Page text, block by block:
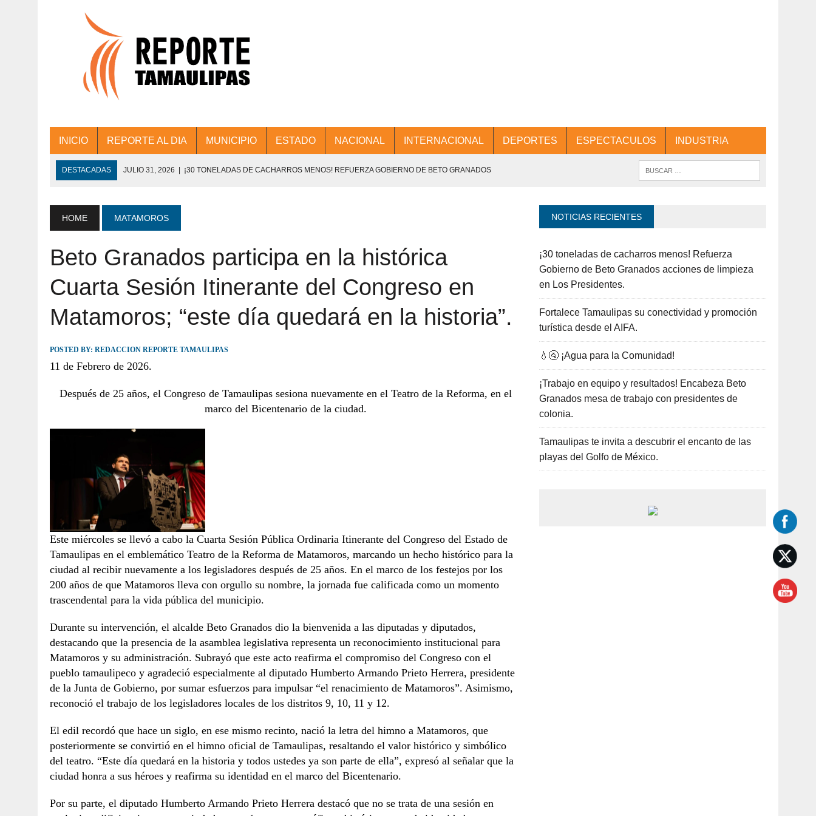
INICIO REPORTE AL DIA MUNICIPIO ESTADO NACIONAL INTERNACIONAL DEPORTES ESPECTACULOS INDUSTRIA
DESTACADAS JULIO 31, 2026 | ¡30 TONELADAS DE CACHARROS MENOS! REFUERZA GOBIERNO DE BETO GRANADOS
JULIO 30, 2026 | 💧🚰 ¡AGUA PARA LA COMUNIDAD!
JULIO 30, 2026 | ¡TRABAJO EN EQUIPO Y RESULTADOS! ENCABEZA BETO GRANADOS MESA DE TRABAJO CON PRESIDENTES
JULIO 30, 2026 TAMAULIPAS TE INVITA A DESCUBRIR EL ENCANTO DE LAS PLAYAS DEL GOLFO DE MÉXICO.
HOME MATAMOROS
Beto Granados participa en la histórica
Cuarta Sesión Itinerante del Congreso en
Matamoros; “este día quedará en la historia”.
POSTED BY: REDACCION REPORTE TAMAULIPAS
11 de Febrero de 2026.
Después de 25 años, el Congreso de Tamaulipas sesiona nuevamente en el Teatro de la Reforma, en el
marco del Bicentenario de la ciudad.
Este miércoles se llevó a cabo la Cuarta Sesión Pública Ordinaria Itinerante del Congreso del Estado de
Tamaulipas en el emblemático Teatro de la Reforma de Matamoros, marcando un hecho histórico para la
ciudad al recibir nuevamente a los legisladores después de 25 años. En el marco de los festejos por los
200 años de que Matamoros lleva con orgullo su nombre, la jornada fue calificada como un momento
trascendental para la vida pública del municipio.
Durante su intervención, el alcalde Beto Granados dio la bienvenida a las diputadas y diputados,
destacando que la presencia de la asamblea legislativa representa un reconocimiento institucional para
Matamoros y su administración. Subrayó que este acto reafirma el compromiso del Congreso con el
pueblo tamaulipeco y agradeció especialmente al diputado Humberto Armando Prieto Herrera, presidente
de la Junta de Gobierno, por sumar esfuerzos para impulsar “el renacimiento de Matamoros”. Asimismo,
reconoció el trabajo de los legisladores locales de los distritos 9, 10, 11 y 12.
El edil recordó que hace un siglo, en ese mismo recinto, nació la letra del himno a Matamoros, que
posteriormente se convirtió en el himno oficial de Tamaulipas, resaltando el valor histórico y simbólico
del teatro. “Este día quedará en la historia y todos ustedes ya son parte de ella”, expresó al señalar que la
ciudad honra a sus héroes y reafirma su identidad en el marco del Bicentenario.
Por su parte, el diputado Humberto Armando Prieto Herrera destacó que no se trata de una sesión en
NOTICIAS RECIENTES
¡30 toneladas de cacharros menos! Refuerza
Gobierno de Beto Granados acciones de limpieza
en Los Presidentes.
Fortalece Tamaulipas su conectividad y promoción
turística desde el AIFA.
💧🚰 ¡Agua para la Comunidad!
¡Trabajo en equipo y resultados! Encabeza Beto
Granados mesa de trabajo con presidentes de
colonia.
Tamaulipas te invita a descubrir el encanto de las
playas del Golfo de México.